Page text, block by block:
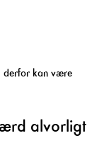
derfor kan være
alvorligt